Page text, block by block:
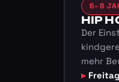
6–8
HIP
Der
mehr
Freitag